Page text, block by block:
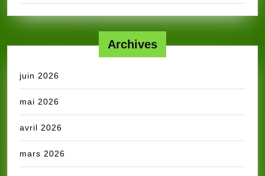
Archives
juin 2026
mai 2026
avril 2026
mars 2026